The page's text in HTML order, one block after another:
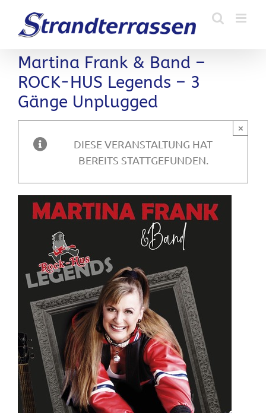
Inhalt
springen
Martina Frank & Band –
ROCK-HUS Legends – 3
Gänge Unplugged
DIESE VERANSTALTUNG HAT
BEREITS STATTGEFUNDEN.
×